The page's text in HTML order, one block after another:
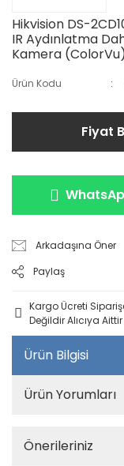
Hikvision DS-
IR Aydınlatma
Kamera
Ürün Kodu
Fiyat
Arkadaşına Öner
Paylaş
Kargo Ücreti
Değildir Alıcıya Aittir
Ürün Bilgisi
Ürün Yorumları
Önerileriniz